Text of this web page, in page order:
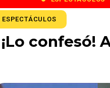
ESPECTÁCULOS
¡Lo confesó!